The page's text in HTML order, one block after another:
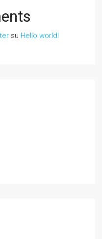
su Hello world!